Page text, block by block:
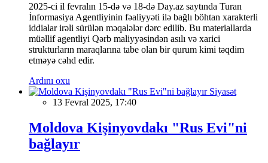
2025-ci il fevralın 15-də və 18-də Day.az saytında Turan
İnformasiya Agentliyinin fəaliyyəti ilə bağlı böhtan xarakterli
iddialar irəli sürülən məqalələr dərc edilib. Bu materiallarda
müəllif agentliyi Qərb maliyyəsindən asılı və xarici
strukturların maraqlarına tabe olan bir qurum kimi təqdim
etməyə cəhd edir.
Ardını oxu
Siyasət
13 Fevral 2025, 17:40
Moldova Kişinyovdakı "Rus Evi"ni
bağlayır